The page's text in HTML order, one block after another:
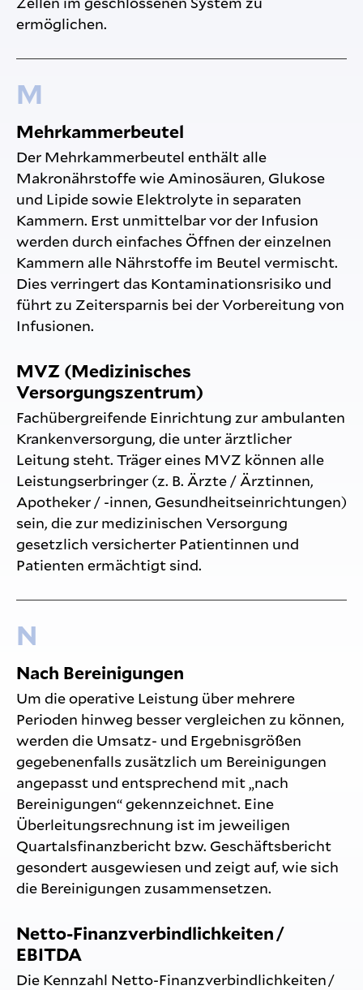
ermöglichen.
M
Mehrkammerbeutel
Der Mehrkammerbeutel enthält alle
Makronährstoffe wie Aminosäuren, Glukose
und Lipide sowie Elektrolyte in separaten
Kammern. Erst unmittelbar vor der Infusion
werden durch einfaches Öffnen der einzelnen
Kammern alle Nährstoffe im Beutel vermischt.
Dies verringert das Kontaminationsrisiko und
führt zu Zeitersparnis bei der Vorbereitung von
Infusionen.
MVZ (Medizinisches
Versorgungszentrum)
Fachübergreifende Einrichtung zur ambulanten
Krankenversorgung, die unter ärztlicher
Leitung steht. Träger eines MVZ können alle
Leistungserbringer (z. B. Ärzte / Ärztinnen,
Apotheker / -innen, Gesundheitseinrichtungen)
sein, die zur medizinischen Versorgung
gesetzlich versicherter Patientinnen und
Patienten ermächtigt sind.
N
Nach Bereinigungen
Um die operative Leistung über mehrere
Perioden hinweg besser vergleichen zu können,
werden die Umsatz- und Ergebnisgrößen
gegebenenfalls zusätzlich um Bereinigungen
angepasst und entsprechend mit „nach
Bereinigungen“ gekennzeichnet. Eine
Überleitungsrechnung ist im jeweiligen
Quartalsfinanzbericht bzw. Geschäftsbericht
gesondert ausgewiesen und zeigt auf, wie sich
die Bereinigungen zusammensetzen.
Netto-Finanzverbindlichkeiten /
EBITDA
Die Kennzahl Netto-Finanzverbindlichkeiten /